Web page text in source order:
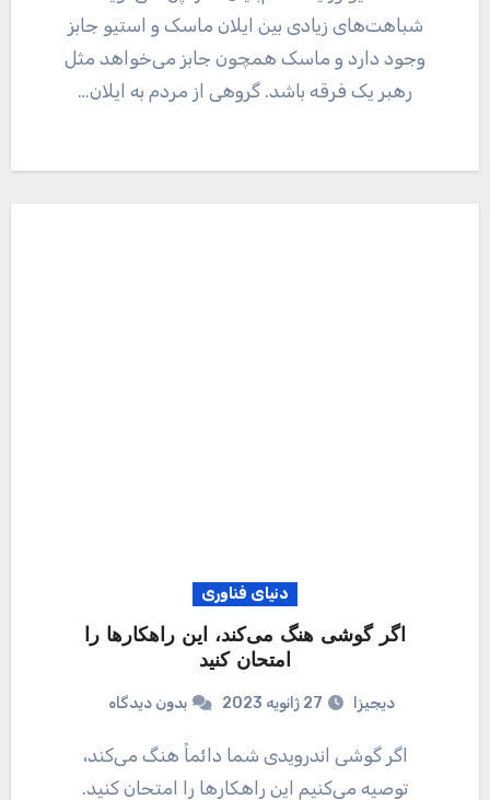
شباهت‌های زیادی بین ایلان ماسک و استیو جابز
وجود دارد و ماسک همچون جابز می‌خواهد مثل
رهبر یک فرقه باشد. گروهی از مردم به ایلان…
دنیای فناوری
اگر گوشی هنگ می‌کند، این راهکارها را
امتحان کنید
دیجیزا 27 ژانویه 2023 بدون دیدگاه
اگر گوشی اندرویدی شما دائماً هنگ می‌کند،
توصیه می‌کنیم این راهکارها را امتحان کنید.